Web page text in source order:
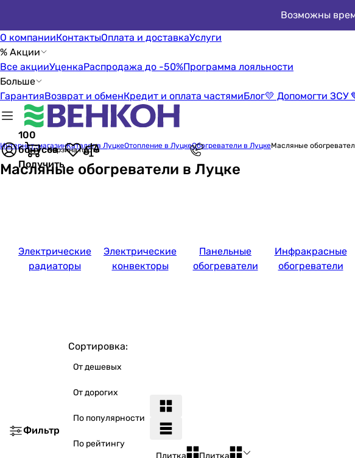
Возможны
О компанииКонтактыОплата и доставкаУслуги
% Акции
Все акцииУценкаРаспродажа до -50%Программа лояльности
Больше
ГарантияВозврат и обменКредит и оплата частямиБлог💛 Допомогти ЗСУ
100
бонусов
Получить
Корзина пуста
Интернет-магазинКаталог в ЛуцкеОтопление в ЛуцкеОбогреватели в ЛуцкеМасляные
Масляные обогреватели в Луцке
Электрические
радиаторы
Электрические
конвекторы
Панельные
обогреватели
Инфракрасные
обогреватели
Фильтр
Сортировка:
От дешевых
От дорогих
По популярности
По рейтингу
Плитка Плитка